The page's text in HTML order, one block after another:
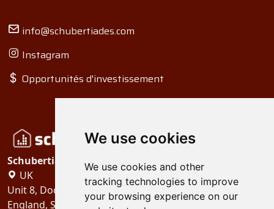
We use cookies
We use cookies and other
tracking technologies to improve
your browsing experience on our
info@schubertiades.com
Instagram
Opportunités d'investissement
Schubertiades, Ltd.
UK
Unit 8, Dock Offices, Surrey Quays Road, London
England, SE16 2XU